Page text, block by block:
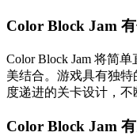
Color Block Jam
Color Block Jam 将简
美结合。游戏具有独
度递进的关卡设计，不
Color Block Jam